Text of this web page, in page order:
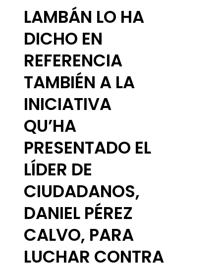
LAMBÁN LO HA
DICHO EN
REFERENCIA
TAMBIÉN A LA
INICIATIVA
QU’HA
PRESENTADO EL
LÍDER DE
CIUDADANOS,
DANIEL PÉREZ
CALVO, PARA
LUCHAR CONTRA